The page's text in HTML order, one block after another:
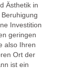
Ästhetik in
Investition
geringen
also Ihren
Ort der
ist ein